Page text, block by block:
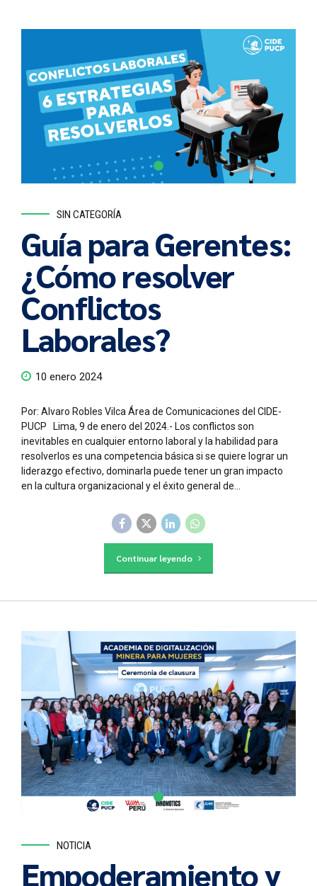
SIN CATEGORÍA
Guía para Gerentes:
¿Cómo resolver
Conflictos
Laborales?
10 enero 2024
Por: Alvaro Robles Vilca Área de Comunicaciones del CIDE-
PUCP Lima, 9 de enero del 2024.- Los conflictos son
inevitables en cualquier entorno laboral y la habilidad para
resolverlos es una competencia básica si se quiere lograr un
liderazgo efectivo, dominarla puede tener un gran impacto
en la cultura organizacional y el éxito general de...
Continuar leyendo
NOTICIA
Empoderamiento y